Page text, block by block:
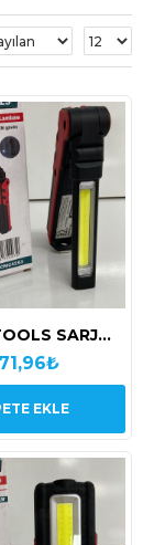
SARJ
İŞ LAMBASI
EKLE